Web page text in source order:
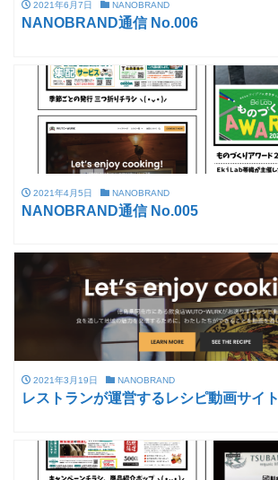
2021年6月7日 NANOBRAND
NANOBRAND通信 No.006
2021年4月5日 NANOBRAND
NANOBRAND通信 No.005
2021年3月19日 NANOBRAND
レストランが運営するレシピ動画サイト